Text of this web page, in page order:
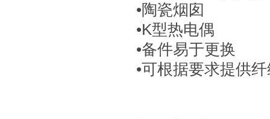
•陶瓷烟囱
•K型热电偶
•备件易于更换
•可根据要求提供